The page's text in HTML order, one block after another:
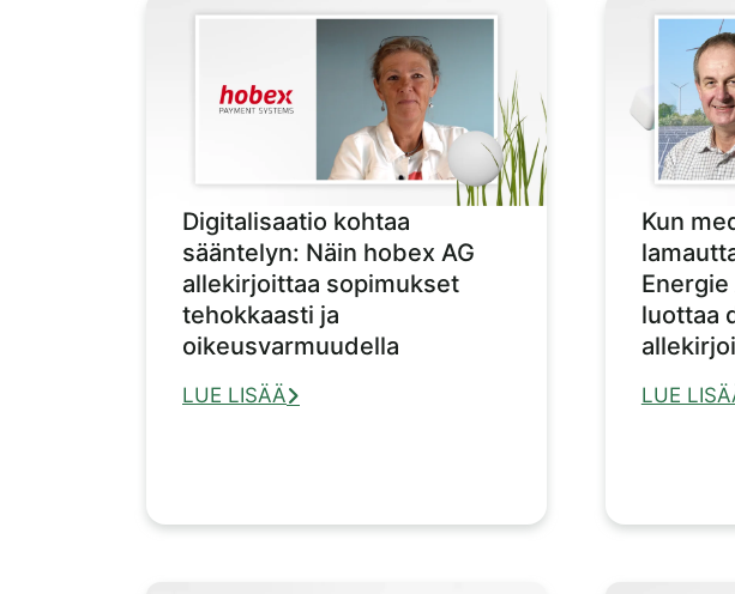
Digitalisaatio kohtaa
sääntelyn: Näin hobex AG
allekirjoittaa sopimukset
tehokkaasti ja
oikeusvarmuudella
LUE LISÄÄ
Kun
luottaa
LUE